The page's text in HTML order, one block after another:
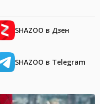
SHAZOO в Дзен
SHAZOO в Telegram